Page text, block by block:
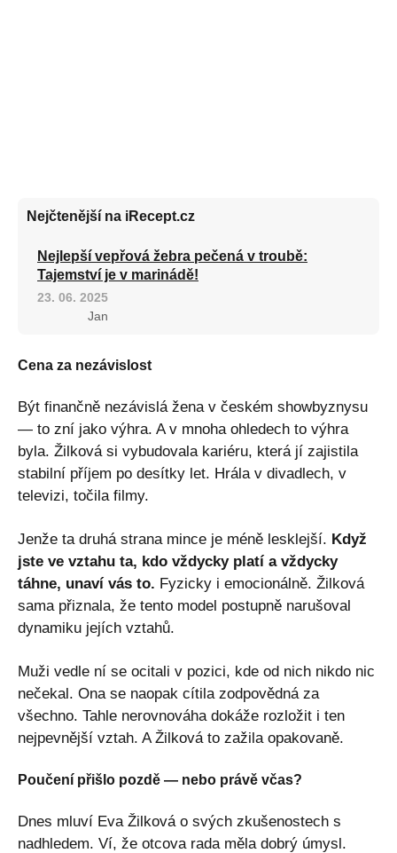
Nejčtenější na iRecept.cz
Nejlepší vepřová žebra pečená v troubě:
Tajemství je v marinádě!
23. 06. 2025
Jan
Cena za nezávislost
Být finančně nezávislá žena v českém showbyznysu
— to zní jako výhra. A v mnoha ohledech to výhra
byla. Žilková si vybudovala kariéru, která jí zajistila
stabilní příjem po desítky let. Hrála v divadlech, v
televizi, točila filmy.
Jenže ta druhá strana mince je méně lesklejší. Když
jste ve vztahu ta, kdo vždycky platí a vždycky
táhne, unaví vás to. Fyzicky i emocionálně. Žilková
sama přiznala, že tento model postupně narušoval
dynamiku jejích vztahů.
Muži vedle ní se ocitali v pozici, kde od nich nikdo nic
nečekal. Ona se naopak cítila zodpovědná za
všechno. Tahle nerovnováha dokáže rozložit i ten
nejpevnější vztah. A Žilková to zažila opakovaně.
Poučení přišlo pozdě — nebo právě včas?
Dnes mluví Eva Žilková o svých zkušenostech s
nadhledem. Ví, že otcova rada měla dobrý úmysl.